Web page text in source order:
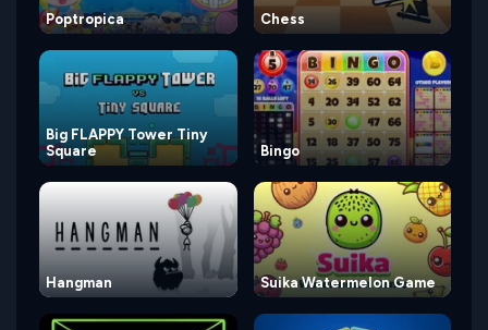
Poptropica Chess
Big FLAPPY Tower Tiny
Square
Bingo
Hangman Suika Watermelon Game